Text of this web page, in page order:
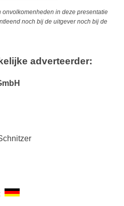
in deze presentatie
noch bij de uitgever noch bij de
adverteerder: